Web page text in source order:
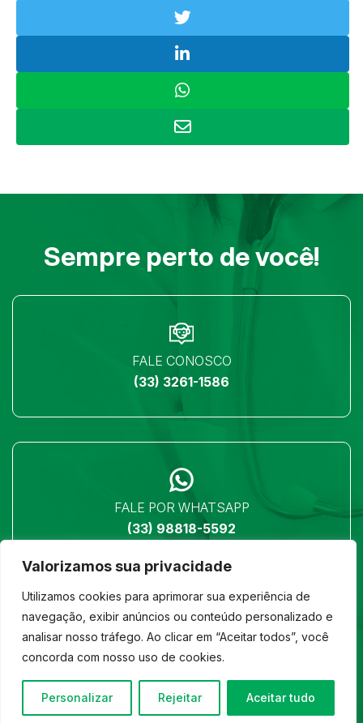
Valorizamos sua privacidade
Utilizamos cookies para aprimorar sua experiência de
navegação, exibir anúncios ou conteúdo personalizado e
analisar nosso tráfego. Ao clicar em “Aceitar todos”, você
concorda com nosso uso de cookies.
Personalizar Rejeitar Aceitar tudo
Sempre perto de você!
FALE CONOSCO
(33) 3261-1586
FALE POR WHATSAPP
(33) 98818-5592
LOCALIZAÇÃO